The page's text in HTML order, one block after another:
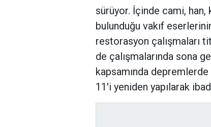
sürüyor. İçinde cami, han,
bulunduğu vakıf
restorasyon çalışmaları
de çalışmalarında sona
kapsamında depremlerde
11'i yeniden yapılarak